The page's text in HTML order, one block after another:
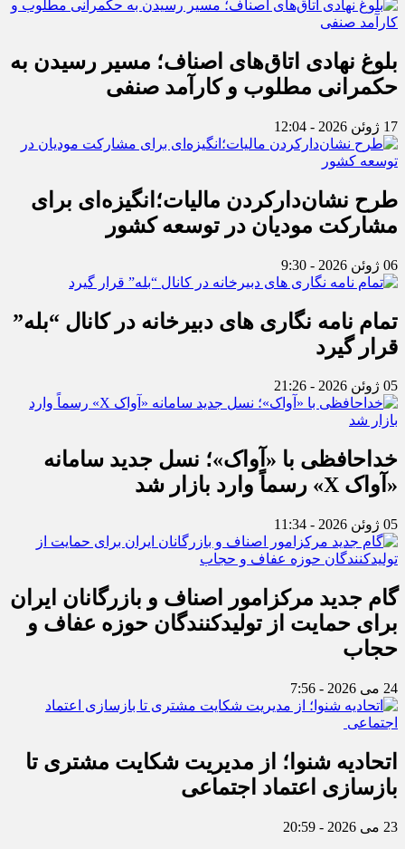
بلوغ نهادی اتاق‌های اصناف؛ مسیر رسیدن به
حکمرانی مطلوب و کارآمد صنفی
17 ژوئن 2026 - 12:04
طرح نشان‌دارکردن مالیات؛انگیزه‌ای برای
مشارکت مودیان در توسعه کشور
06 ژوئن 2026 - 9:30
تمام نامه نگاری های دبیرخانه در کانال “بله”
قرار گیرد
05 ژوئن 2026 - 21:26
خداحافظی با «آواک»؛ نسل جدید سامانه
«آواک X» رسماً وارد بازار شد
05 ژوئن 2026 - 11:34
گام جدید مرکزامور اصناف و بازرگانان ایران
برای حمایت از تولیدکنندگان حوزه عفاف و
حجاب
24 می 2026 - 7:56
اتحادیه شنوا؛ از مدیریت شکایت مشتری تا
بازسازی اعتماد اجتماعی ‌
23 می 2026 - 20:59